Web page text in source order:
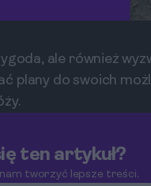
ale również
plany do swoich
ten artykuł?
tworzyć lepsze treści.